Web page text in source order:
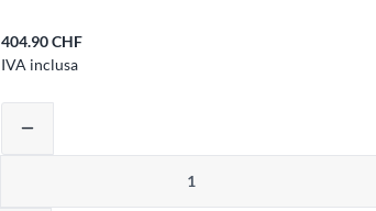
404.90 CHF
IVA inclusa
Regolare la quantità del
remove